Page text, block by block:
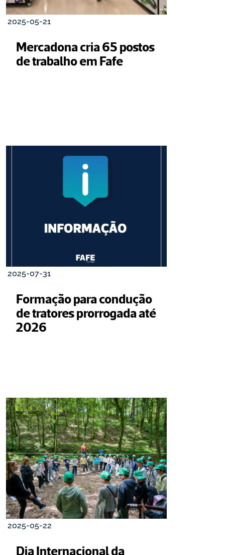
2025-05-21
Mercadona cria 65 postos
de trabalho em Fafe
2025-07-31
Formação para condução
de tratores prorrogada até
2026
2025-05-22
Dia Internacional da